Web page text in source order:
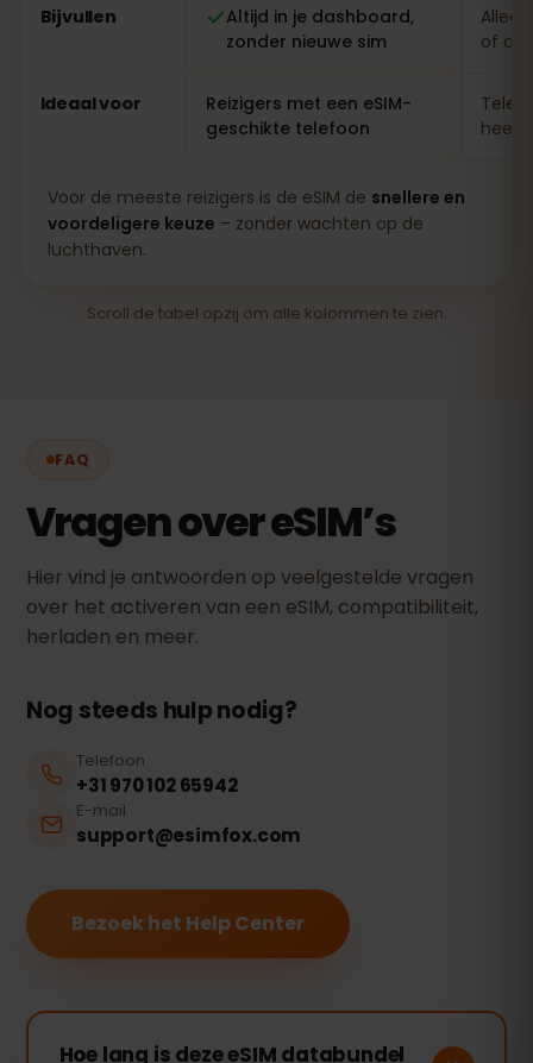
Bijvullen
Altijd in je dashboard,
zonder nieuwe sim
of
Ideaal voor
Reizigers met een eSIM-
geschikte telefoon
heel
Voor de meeste reizigers is de eSIM de snellere en
voordeligere keuze – zonder wachten op de
luchthaven.
Scroll de tabel opzij om alle kolommen te zien.
FAQ
Vragen over eSIM’s
Hier vind je antwoorden op veelgestelde vragen
over het activeren van een eSIM, compatibiliteit,
herladen en meer.
Nog steeds hulp nodig?
Telefoon
+31 970 102 65942
E-mail
support@esimfox.com
Bezoek het Help Center
Hoe lang is deze eSIM databundel